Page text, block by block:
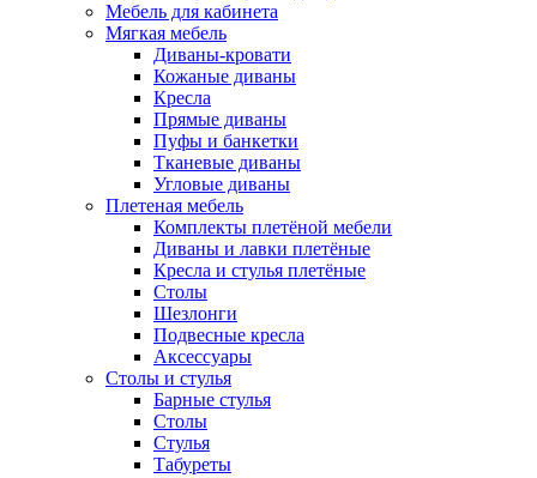
Мебель для кабинета
Мягкая мебель
Диваны-кровати
Кожаные диваны
Кресла
Прямые диваны
Пуфы и банкетки
Тканевые диваны
Угловые диваны
Плетеная мебель
Комплекты плетёной мебели
Диваны и лавки плетёные
Кресла и стулья плетёные
Столы
Шезлонги
Подвесные кресла
Аксессуары
Столы и стулья
Барные стулья
Столы
Стулья
Табуреты